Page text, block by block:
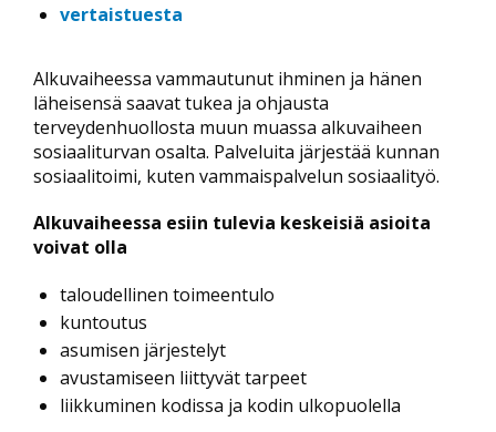
vertaistuesta
Alkuvaiheessa vammautunut ihminen ja hänen
läheisensä saavat tukea ja ohjausta
terveydenhuollosta muun muassa alkuvaiheen
sosiaaliturvan osalta. Palveluita järjestää kunnan
sosiaalitoimi, kuten vammaispalvelun sosiaalityö.
Alkuvaiheessa esiin tulevia keskeisiä asioita
voivat olla
taloudellinen toimeentulo
kuntoutus
asumisen järjestelyt
avustamiseen liittyvät tarpeet
liikkuminen kodissa ja kodin ulkopuolella